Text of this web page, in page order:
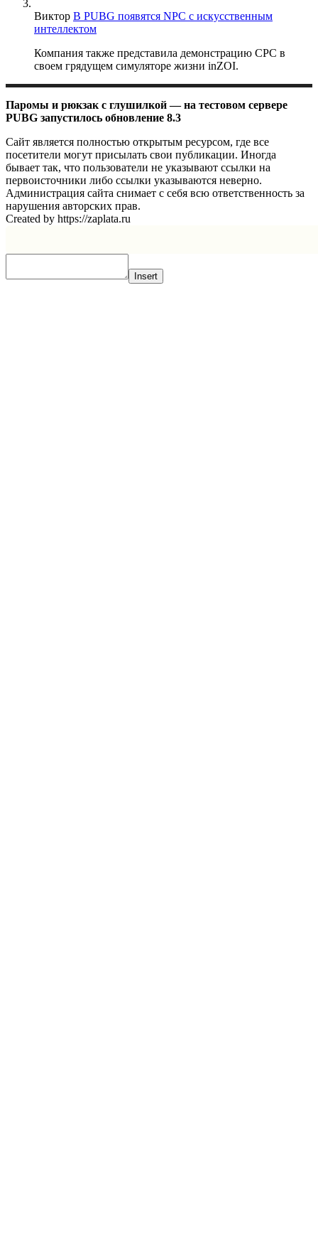
Виктор В PUBG появятся NPC с искусственным
интеллектом
Компания также представила демонстрацию CPC в
своем грядущем симуляторе жизни inZOI.
Паромы и рюкзак с глушилкой — на тестовом сервере
PUBG запустилось обновление 8.3
Сайт является полностью открытым ресурсом, где все
посетители могут присылать свои публикации. Иногда
бывает так, что пользователи не указывают ссылки на
первоисточники либо ссылки указываются неверно.
Администрация сайта снимает с себя всю ответственность за
нарушения авторских прав.
Created by https://zaplata.ru
Insert